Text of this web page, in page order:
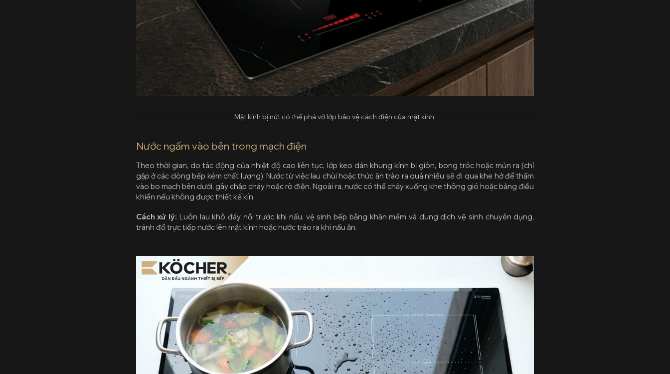
Mặt kính bị nứt có thể phá vỡ lớp bảo vệ cách điện của mặt kính.
Nước ngấm vào bên trong mạch điện
Theo thời gian, do tác động của nhiệt độ cao liên tục, lớp keo dán khung kính bị giòn, bong tróc hoặc mủn ra (chỉ
gặp ở các dòng bếp kém chất lượng). Nước từ việc lau chùi hoặc thức ăn trào ra quá nhiều sẽ đi qua khe hở để thấm
vào bo mạch bên dưới, gây chập cháy hoặc rò điện. Ngoài ra, nước có thể chảy xuống khe thông gió hoặc bảng điều
khiển nếu không được thiết kế kín.
Cách xử lý: Luôn lau khô đáy nồi trước khi nấu, vệ sinh bếp bằng khăn mềm và dung dịch vệ sinh chuyên dụng,
tránh đổ trực tiếp nước lên mặt kính hoặc nước trào ra khi nấu ăn.